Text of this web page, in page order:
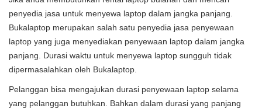
penyedia jasa untuk menyewa laptop dalam jangka panjang.
Bukalaptop merupakan salah satu penyedia jasa penyewaan
laptop yang juga menyediakan penyewaan laptop dalam jangka
panjang. Durasi waktu untuk menyewa laptop sungguh tidak
dipermasalahkan oleh Bukalaptop.
Pelanggan bisa mengajukan durasi penyewaan laptop selama
yang pelanggan butuhkan. Bahkan dalam durasi yang panjang